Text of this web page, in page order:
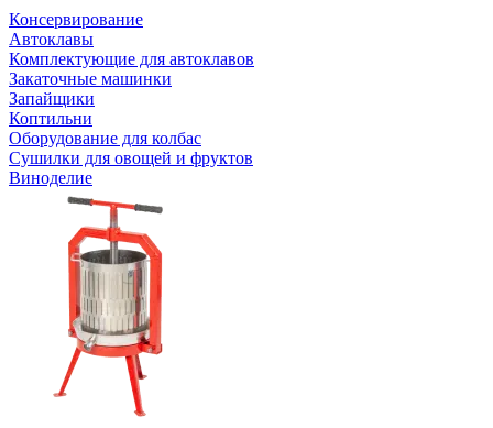
Консервирование
Автоклавы
Комплектующие для автоклавов
Закаточные машинки
Запайщики
Коптильни
Оборудование для колбас
Сушилки для овощей и фруктов
Виноделие